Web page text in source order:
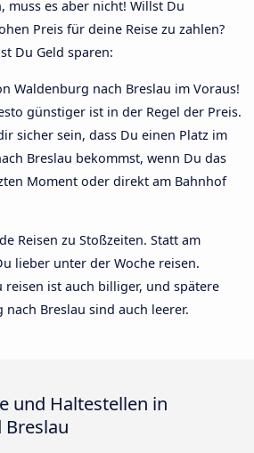
muss es aber nicht! Willst Du
Preis für deine Reise zu zahlen?
Du Geld sparen:
Waldenburg nach Breslau im Voraus!
günstiger ist in der Regel der Preis.
sicher sein, dass Du einen Platz im
Breslau bekommst, wenn Du das
Moment oder direkt am Bahnhof
Reisen zu Stoßzeiten. Statt am
lieber unter der Woche reisen.
reisen ist auch billiger, und spätere
nach Breslau sind auch leerer.
und Haltestellen in